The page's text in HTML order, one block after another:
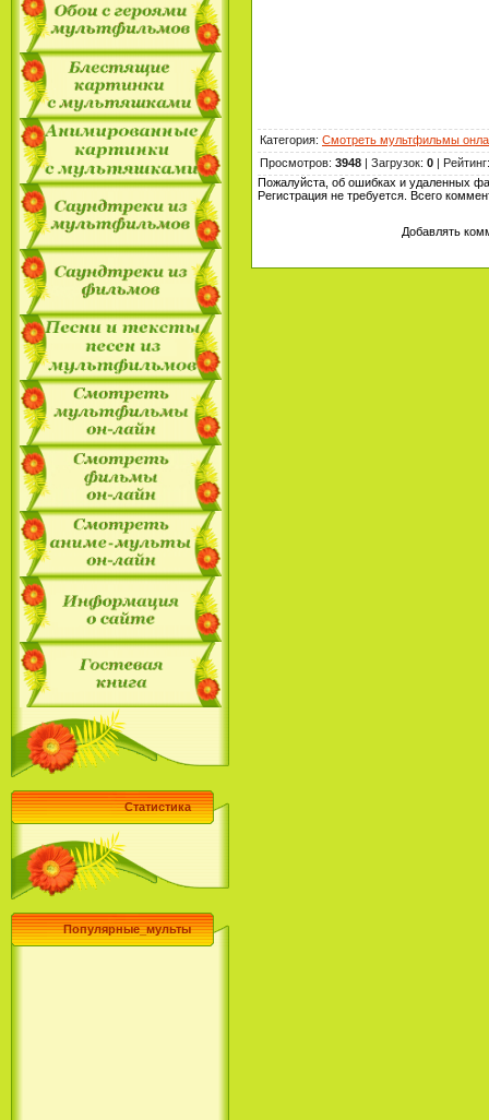
Статистика
Популярные_мульты
Категория: Смотреть мультфильмы
Просмотров: 3948 | Загрузок: 0 | Рейтинг
Пожалуйста, об ошибках и удаленных
Регистрация не требуется. Всего
Добавлять